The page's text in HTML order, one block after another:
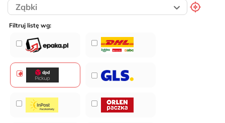
Filtruj listę wg: